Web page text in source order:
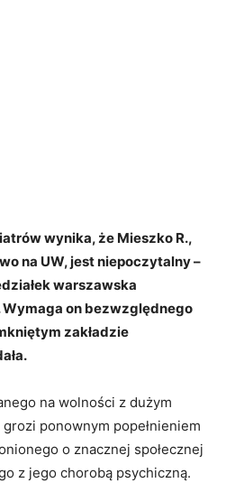
wynika, że Mieszko R.,
na UW, jest niepoczytalny –
warszawska
on bezwzględnego
zakładzie
na wolności z dużym
ponownym popełnieniem
o znacznej społecznej
z jego chorobą psychiczną.